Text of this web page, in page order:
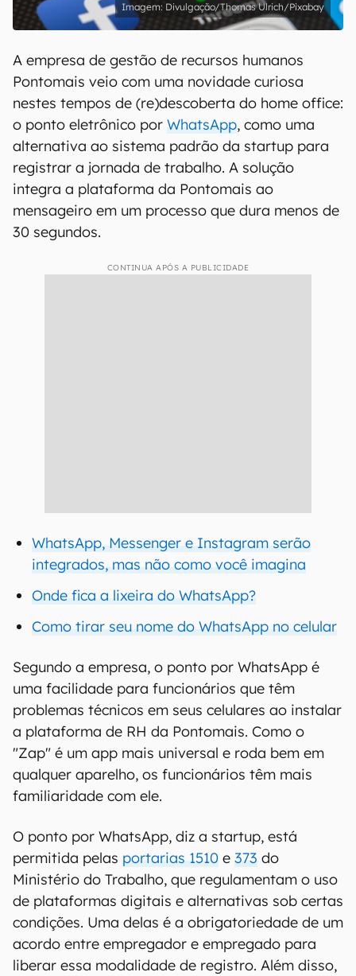
Divulgação/Thomas Ulrich/Pixabay
A empresa de gestão de recursos humanos
Pontomais veio com uma novidade curiosa
nestes tempos de (re)descoberta do home office:
o ponto eletrônico por WhatsApp, como uma
alternativa ao sistema padrão da startup para
registrar a jornada de trabalho. A solução
integra a plataforma da Pontomais ao
mensageiro em um processo que dura menos de
30 segundos.
CONTINUA APÓS A PUBLICIDADE
WhatsApp, Messenger e Instagram serão
integrados, mas não como você imagina
Onde fica a lixeira do WhatsApp?
Como tirar seu nome do WhatsApp no celular
Segundo a empresa, o ponto por WhatsApp é
uma facilidade para funcionários que têm
problemas técnicos em seus celulares ao instalar
a plataforma de RH da Pontomais. Como o
"Zap" é um app mais universal e roda bem em
qualquer aparelho, os funcionários têm mais
familiaridade com ele.
O ponto por WhatsApp, diz a startup, está
permitida pelas portarias 1510 e 373 do
Ministério do Trabalho, que regulamentam o uso
de plataformas digitais e alternativas sob certas
condições. Uma delas é a obrigatoriedade de um
acordo entre empregador e empregado para
liberar essa modalidade de registro. Além disso,